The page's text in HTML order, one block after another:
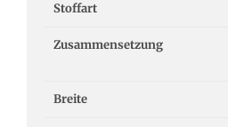
Stoffart
Zusammensetzung
Breite